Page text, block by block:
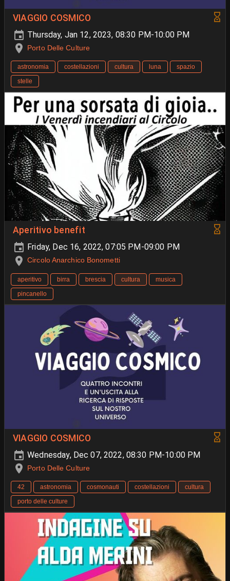
VIAGGIO COSMICO
Thursday, Jan 12, 2023, 08:30 PM-10:00 PM
Porto Delle Culture
astronomia costellazioni cultura luna
spazio
stelle
Aperitivo benefit
Friday, Dec 16, 2022, 07:05 PM-09:00 PM
Circolo Anarchico Bonometti
aperitivo birra brescia cultura
musica
pincanello
VIAGGIO COSMICO
Wednesday, Dec 07, 2022, 08:30 PM-10:00 PM
Porto Delle Culture
42 astronomia cosmonauti costellazioni
cultura
porto delle culture